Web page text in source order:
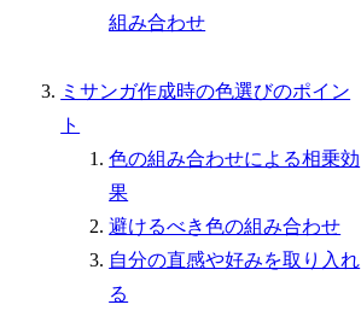
組み合わせ
ミサンガ作成時の色選びのポイン
ト
色の組み合わせによる相乗効
果
避けるべき色の組み合わせ
自分の直感や好みを取り入れ
る